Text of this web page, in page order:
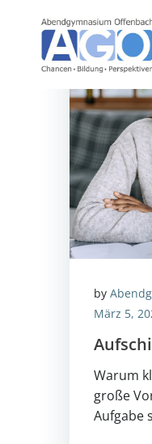
springen
by
März 5,
Warum
große
Aufgabe